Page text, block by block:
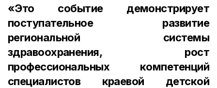
«Это событие демонстрирует
поступательное развитие
региональной системы
здравоохранения, рост
профессиональных компетенций
специалистов краевой детской